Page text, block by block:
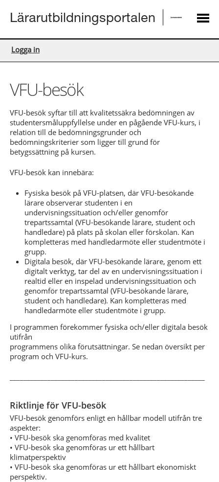
Lärarutbildningsportalen
Logga in
VFU-besök
VFU-besök syftar till att kvalitetssäkra bedömningen av
studentersmåluppfyllelse under en pågående VFU-kurs, i
relation till de bedömningsgrunder och
bedömningskriterier som ligger till grund för
betygssättning på kursen.
VFU-besök kan innebära:
Fysiska besök på VFU-platsen, där VFU-besökande
lärare observerar studenten i en
undervisningssituation och/eller genomför
trepartssamtal (VFU-besökande lärare, student och
handledare) på plats på skolan eller förskolan. Kan
kompletteras med handledarmöte eller studentmöte i
grupp.
Digitala besök, där VFU-besökande lärare, genom ett
digitalt verktyg, tar del av en undervisningssituation i
realtid eller en inspelad undervisningssituation och
genomför trepartssamtal (VFU-besökande lärare,
student och handledare). Kan kompletteras med
handledarmöte eller studentmöte i grupp.
I programmen förekommer fysiska och/eller digitala besök
utifrån
programmens olika förutsättningar. Se nedan översikt per
program och VFU-kurs.
Riktlinje för VFU-besök
VFU-besök genomförs enligt en hållbar modell utifrån tre
aspekter:
• VFU-besök ska genomföras med kvalitet
• VFU-besök ska genomföras ur ett hållbart
klimatperspektiv
• VFU-besök ska genomföras ur ett hållbart ekonomiskt
perspektiv.